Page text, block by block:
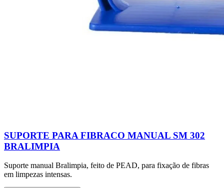
SUPORTE PARA FIBRACO MANUAL SM 302
BRALIMPIA
Suporte manual Bralimpia, feito de PEAD, para fixação de fibras
em limpezas intensas.